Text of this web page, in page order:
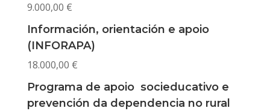
9.000,00 €
Información, orientación e apoio
(INFORAPA)
18.000,00 €
Programa de apoio socieducativo e
prevención da dependencia no rural